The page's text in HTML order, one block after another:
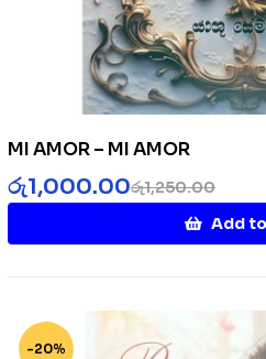
MI AMOR – MI AMOR
රු1,250.00
රු1,000.00
Add
-20%